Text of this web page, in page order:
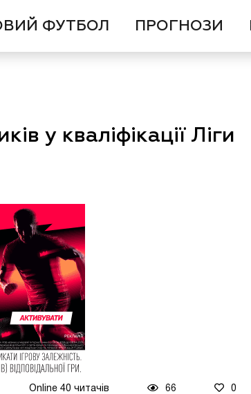
ФУТБОЛ ПРОГНОЗИ
у кваліфікації Ліги
Online 40 читачів 66 0